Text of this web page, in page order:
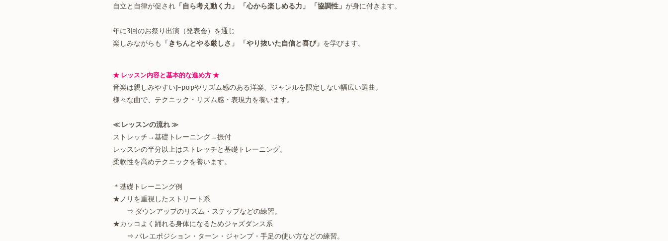
自立と自律が促され 「自ら考え動く力」 「心から楽しめる力」 「協調性」 が身に付きます。
年に3回のお祭り出演（発表会）を通じ
楽しみながらも 「きちんとやる厳しさ」 「やり抜いた自信と喜び」 を学びます。
★ レッスン内容と基本的な進め方 ★
音楽は親しみやすいJ-popやリズム感のある洋楽、ジャンルを限定しない幅広い選曲。
様々な曲で、テクニック・リズム感・表現力を養います。
≪ レッスンの流れ ≫
ストレッチ→基礎トレーニング→振付
レッスンの半分以上はストレッチと基礎トレーニング。
柔軟性を高めテクニックを養います。
＊基礎トレーニング例
★ノリを重視したストリート系
⇒ ダウンアップのリズム・ステップなどの練習。
★カッコよく踊れる身体になるためジャズダンス系
⇒ バレエポジション・ターン・ジャンプ・手足の使い方などの練習。